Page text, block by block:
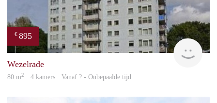
€ 895
Wezelrade
80 m2 · 4 kamers · Vanaf ? - Onbepaalde tijd